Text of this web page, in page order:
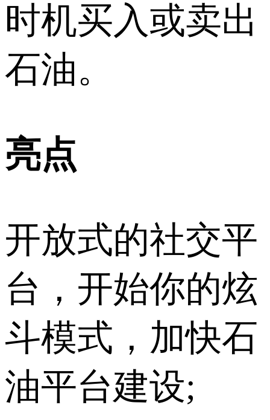
时机买入或卖出
石油。
亮点
开放式的社交平
台，开始你的炫
斗模式，加快石
油平台建设;